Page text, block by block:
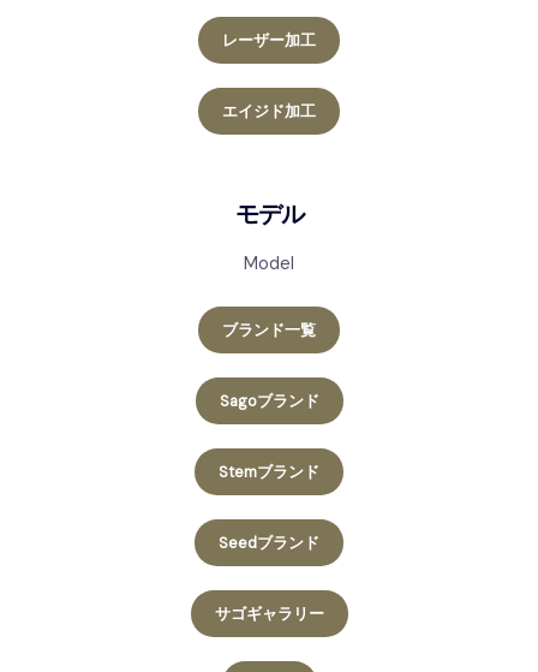
レーザー加工
エイジド加工
モデル
Model
ブランド一覧
Sagoブランド
Stemブランド
Seedブランド
サゴギャラリー